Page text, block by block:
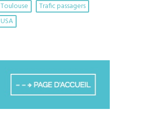
Toulouse
Trafic passagers
USA